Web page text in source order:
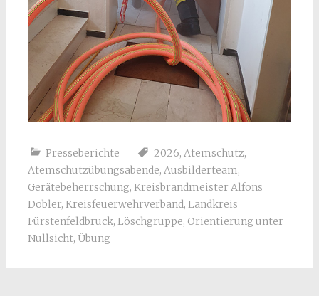
Presseberichte 2026, Atemschutz,
Atemschutzübungsabende, Ausbilderteam,
Gerätebeherrschung, Kreisbrandmeister Alfons
Dobler, Kreisfeuerwehrverband, Landkreis
Fürstenfeldbruck, Löschgruppe, Orientierung unter
Nullsicht, Übung